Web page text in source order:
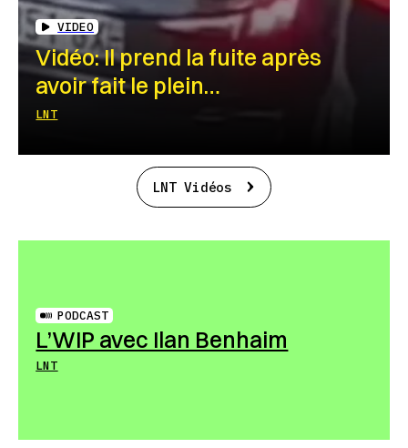
VIDEO
Vidéo: Il prend la fuite après
avoir fait le plein…
LNT
LNT Vidéos
PODCAST
L’WIP avec Ilan Benhaim
LNT